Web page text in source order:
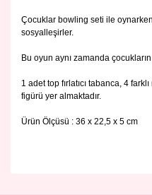
Çocuklar bowling seti ile
sosyalleşirler.
Bu oyun aynı zamanda
1 adet top fırlatıcı tabanca, 4
figürü yer almaktadır.
Ürün Ölçüsü : 36 x 22,5 x 5 cm